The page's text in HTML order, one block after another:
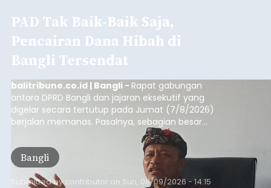
PAD Tak Baik-Baik Saja,
Pencairan Dana Hibah di
Bangli Tersendat
balitribune.co.id | Bangli - Rapat gabungan
antara DPRD Bangli dan jajaran eksekutif yang
digelar secara tertutup pada Jumat (7/8/2026)
berjalan memanas. Pasalnya, sebagian besar
dana hibah yang bersumber dari pokok-pokok
pikiran (pokok-pokok pikiran/pokir) dewan hasil
penjaringan aspirasi masyarakat saat reses tak
kunjung cair.
Bangli
Submitted bycontributor on Sun, 08/09/2026 - 14:15